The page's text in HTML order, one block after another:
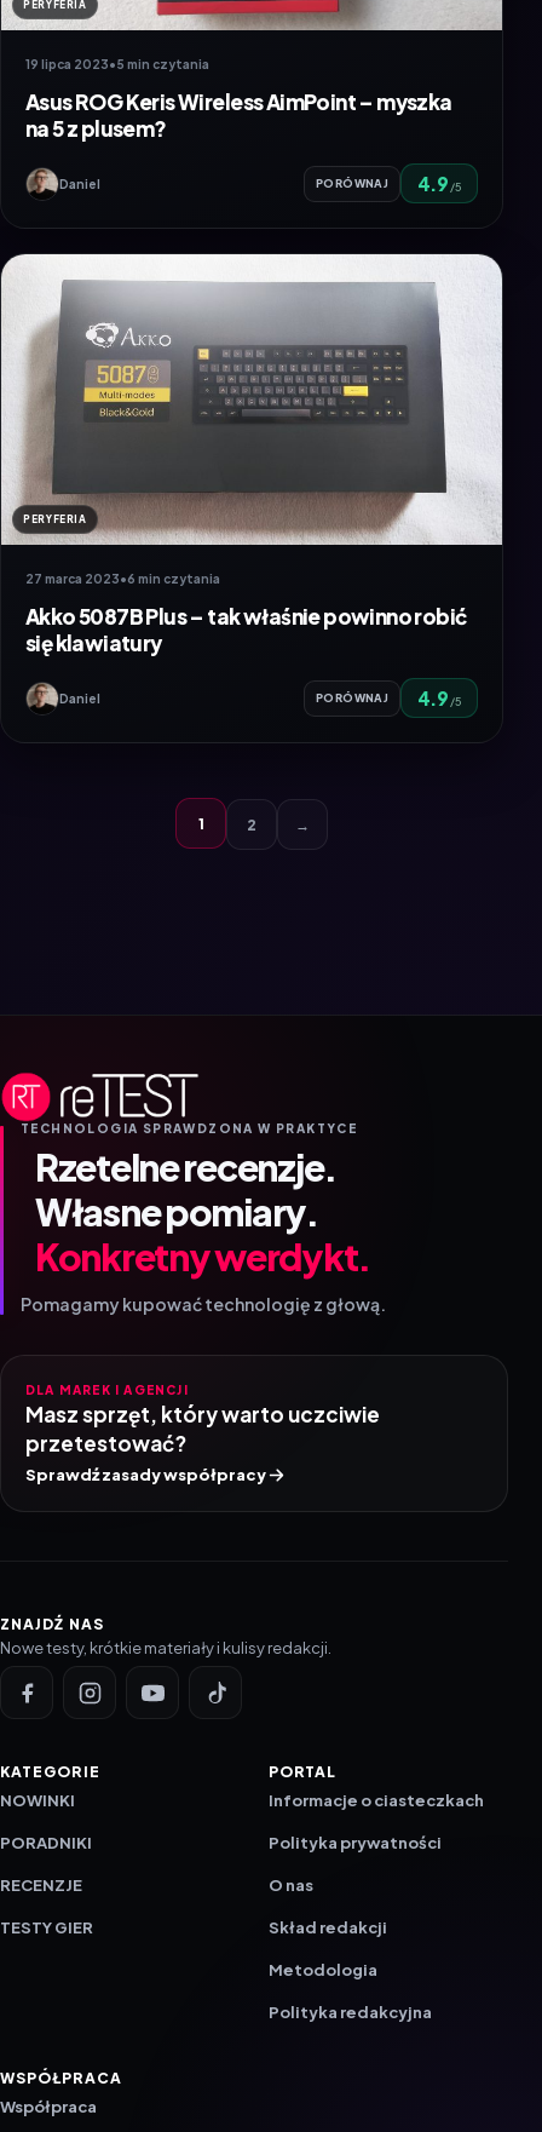
PERYFERIA
19 lipca 2023•5 min czytania
Asus ROG Keris Wireless AimPoint – myszka
na 5 z plusem?
Daniel PORÓWNAJ 4.9 /5
PERYFERIA
27 marca 2023•6 min czytania
Akko 5087B Plus – tak właśnie powinno robić
się klawiatury
Daniel PORÓWNAJ 4.9 /5
1 2 →
TECHNOLOGIA SPRAWDZONA W PRAKTYCE
Rzetelne recenzje.
Własne pomiary.
Konkretny werdykt.
Pomagamy kupować technologię z głową.
DLA MAREK I AGENCJI
Masz sprzęt, który warto uczciwie
przetestować?
Sprawdź zasady współpracy
ZNAJDŹ NAS
Nowe testy, krótkie materiały i kulisy redakcji.
KATEGORIE
NOWINKI
PORADNIKI
RECENZJE
TESTY GIER
PORTAL
Informacje o ciasteczkach
Polityka prywatności
O nas
Skład redakcji
Metodologia
Polityka redakcyjna
WSPÓŁPRACA
Współpraca